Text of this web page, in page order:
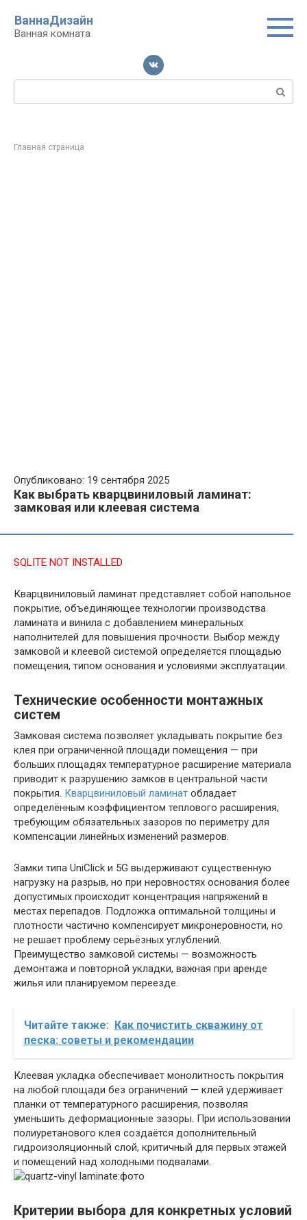
контенту
ВаннаДизайн
Ванная комната
Поиск:
Главная страница
Опубликовано: 19 сентября 2025
Как выбрать кварцвиниловый ламинат:
замковая или клеевая система
SQLITE NOT INSTALLED
Кварцвиниловый ламинат представляет собой напольное
покрытие, объединяющее технологии производства
ламината и винила с добавлением минеральных
наполнителей для повышения прочности. Выбор между
замковой и клеевой системой определяется площадью
помещения, типом основания и условиями эксплуатации.
Технические особенности монтажных
систем
Замковая система позволяет укладывать покрытие без
клея при ограниченной площади помещения — при
больших площадях температурное расширение материала
приводит к разрушению замков в центральной части
покрытия. Кварцвиниловый ламинат обладает
определённым коэффициентом теплового расширения,
требующим обязательных зазоров по периметру для
компенсации линейных изменений размеров.
Замки типа UniClick и 5G выдерживают существенную
нагрузку на разрыв, но при неровностях основания более
допустимых происходит концентрация напряжений в
местах перепадов. Подложка оптимальной толщины и
плотности частично компенсирует микронеровности, но
не решает проблему серьёзных углублений.
Преимущество замковой системы — возможность
демонтажа и повторной укладки, важная при аренде
жилья или планируемом переезде.
Читайте также: Как почистить скважину от
песка: советы и рекомендации
Клеевая укладка обеспечивает монолитность покрытия
на любой площади без ограничений — клей удерживает
планки от температурного расширения, позволяя
уменьшить деформационные зазоры. При использовании
полиуретанового клея создаётся дополнительный
гидроизоляционный слой, критичный для первых этажей
и помещений над холодными подвалами.
Критерии выбора для конкретных условий